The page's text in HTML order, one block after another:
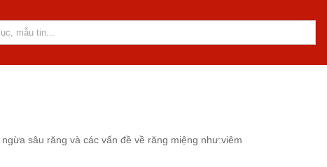
sâu răng và các vấn đề về răng miệng như:viêm